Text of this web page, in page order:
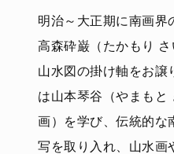
明治～大正期に南画界
高森砕巌（たかもり
山水図の掛け軸をお譲
は山本琴谷（やまもと
画）を学び、伝統的な
写を取り入れ、山水画